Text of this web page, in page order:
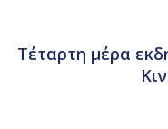
Τέταρτη μέρα